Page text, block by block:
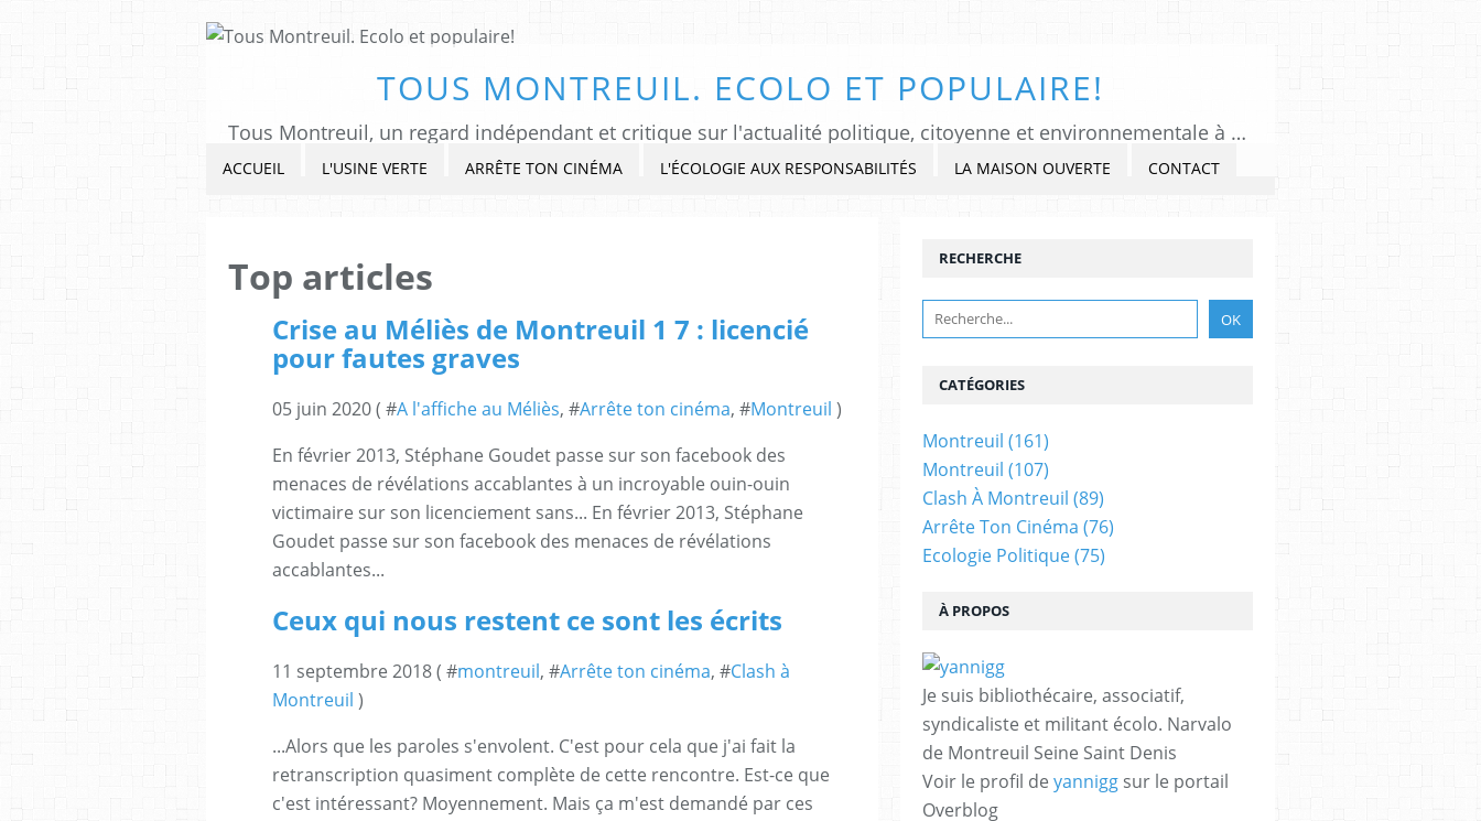
TOUS MONTREUIL. ECOLO ET POPULAIRE!
Tous Montreuil, un regard indépendant et critique sur l'actualité politique, citoyenne et environnementale à Montreuil sous Bois, Seine-Saint-Denis. Veiller, Lancer l'alerte, commenter et critiquer l'exercice du pouvoir, s'impliquer dans la Cité, au présent et au futur!
ACCUEIL L'USINE VERTE ARRÊTE TON CINÉMA L'ÉCOLOGIE AUX RESPONSABILITÉS LA MAISON OUVERTE CONTACT
Top articles
Crise au Méliès de Montreuil 1 7 : licencié
pour fautes graves
05 juin 2020 ( #A l'affiche au Méliès, #Arrête ton cinéma, #Montreuil )
En février 2013, Stéphane Goudet passe sur son facebook des
menaces de révélations accablantes à un incroyable ouin-ouin
victimaire sur son licenciement sans... En février 2013, Stéphane
Goudet passe sur son facebook des menaces de révélations
accablantes...
Ceux qui nous restent ce sont les écrits
11 septembre 2018 ( #montreuil, #Arrête ton cinéma, #Clash à
Montreuil )
...Alors que les paroles s'envolent. C'est pour cela que j'ai fait la
retranscription quasiment complète de cette rencontre. Est-ce que
c'est intéressant? Moyennement. Mais ça m'est demandé par ces
RECHERCHE
À PROPOS
Je suis bibliothécaire, associatif,
syndicaliste et militant écolo. Narvalo
de Montreuil Seine Saint Denis
Voir le profil de yannigg sur le portail
Overblog
CATÉGORIES
Montreuil (161)
Montreuil (107)
Clash À Montreuil (89)
Arrête Ton Cinéma (76)
Ecologie Politique(75)